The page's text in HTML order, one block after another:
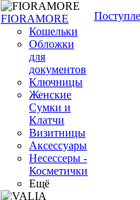
FIORAMORE
Кошельки
Обложки
для
документов
Ключницы
Женские
Сумки и
Клатчи
Визитницы
Аксессуары
Несессеры -
Косметички
Ещё